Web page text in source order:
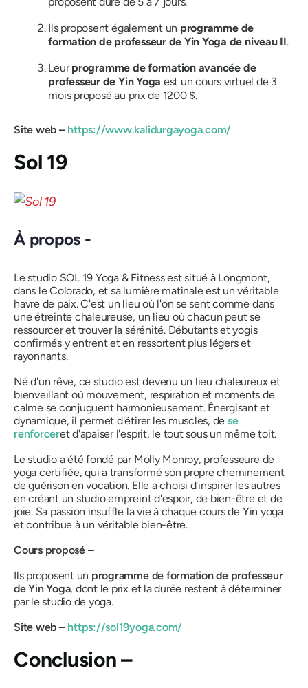
Ils proposent également un programme de
formation de professeur de Yin Yoga de niveau II.
Leurprogramme de formation avancée de
professeur de Yin Yoga est un cours virtuel de 3
mois proposé au prix de 1200 $.
Site web – https://www.kalidurgayoga.com/
Sol 19
À propos -
Le studio SOL 19 Yoga & Fitness est situé à Longmont,
dans le Colorado, et sa lumière matinale est un véritable
havre de paix. C'est un lieu où l'on se sent comme dans
une étreinte chaleureuse, un lieu où chacun peut se
ressourcer et trouver la sérénité. Débutants et yogis
confirmés y entrent et en ressortent plus légers et
rayonnants.
Né d'un rêve, ce studio est devenu un lieu chaleureux et
bienveillant où mouvement, respiration et moments de
calme se conjuguent harmonieusement. Énergisant et
dynamique, il permet d'étirer les muscles, de se
renforceret d'apaiser l'esprit, le tout sous un même toit.
Le studio a été fondé par Molly Monroy, professeure de
yoga certifiée, qui a transformé son propre cheminement
de guérison en vocation. Elle a choisi d'inspirer les autres
en créant un studio empreint d'espoir, de bien-être et de
joie. Sa passion insuffle la vie à chaque cours de Yin yoga
et contribue à un véritable bien-être.
Cours proposé –
Ils proposent un programme de formation de professeur
de Yin Yoga, dont le prix et la durée restent à déterminer
par le studio de yoga.
Site web – https://sol19yoga.com/
Conclusion –